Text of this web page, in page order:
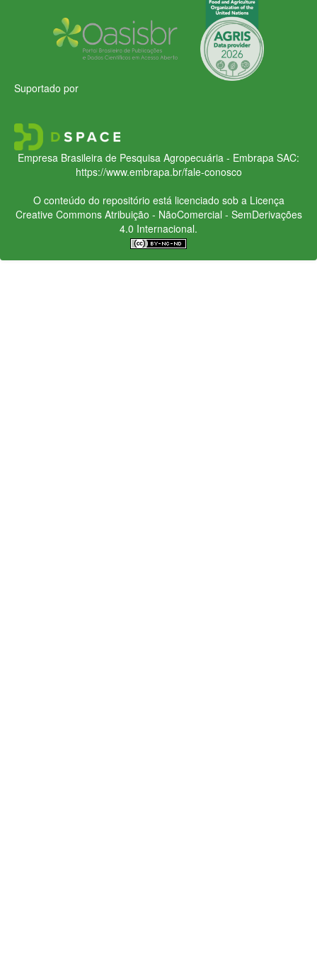
Suportado por
Empresa Brasileira de Pesquisa Agropecuária - Embrapa SAC:
https://www.embrapa.br/fale-conosco
O conteúdo do repositório está licenciado sob a Licença
Creative CommonsAtribuição - NãoComercial - SemDerivações
4.0 Internacional.